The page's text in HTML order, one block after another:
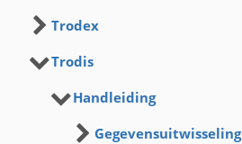
Trodex
Trodis
Handleiding
Gegevensuitwisseling